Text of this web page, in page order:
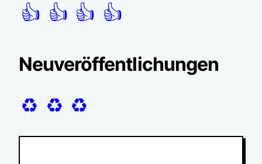
👍 👍 👍 👍
Neuveröffentlichungen
♻️ ♻️ ♻️